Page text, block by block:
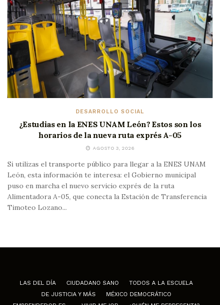
DESARROLLO SOCIAL
¿Estudias en la ENES UNAM León? Estos son los
horarios de la nueva ruta exprés A-05
AGOSTO 3, 2026
Si utilizas el transporte público para llegar a la ENES UNAM
León, esta información te interesa: el Gobierno municipal
puso en marcha el nuevo servicio exprés de la ruta
Alimentadora A-05, que conecta la Estación de Transferencia
Timoteo Lozano...
LAS DEL DÍA CIUDADANO SANO
TODOS A LA ESCUELA
DE JUSTICIA Y MÁS
MÉXICO DEMOCRÁTICO